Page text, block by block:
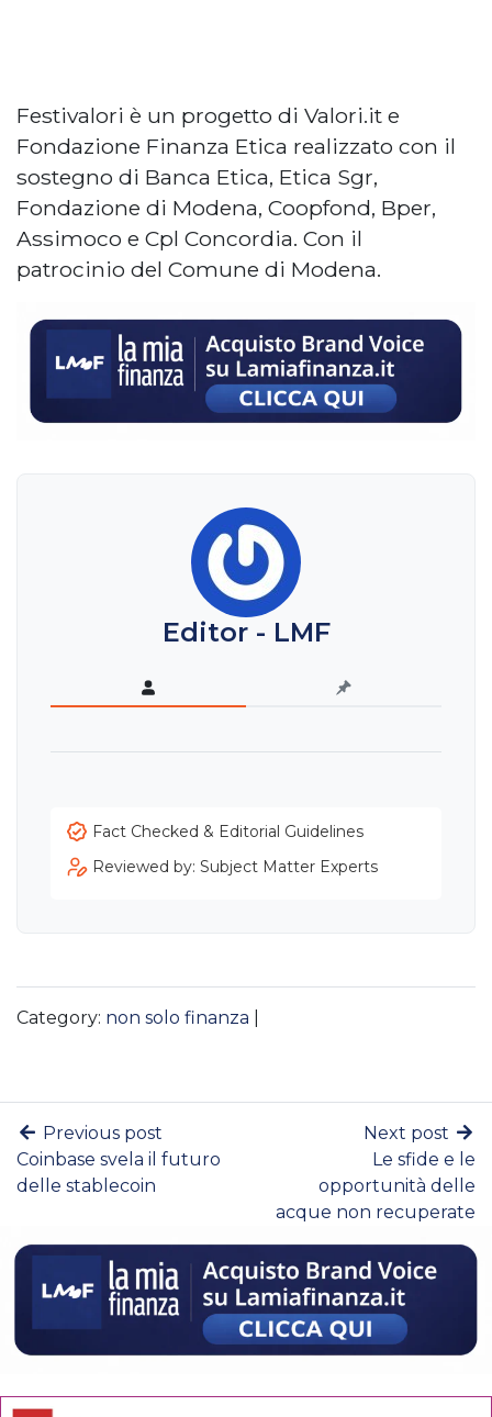
Festivalori è un progetto di Valori.it e
Fondazione Finanza Etica realizzato con il
sostegno di Banca Etica, Etica Sgr,
Fondazione di Modena, Coopfond, Bper,
Assimoco e Cpl Concordia. Con il
patrocinio del Comune di Modena.
Editor - LMF
Fact Checked & Editorial Guidelines
Reviewed by: Subject Matter Experts
Category: non solo finanza
Previous post
Coinbase svela il futuro
delle stablecoin
Next post
Le sfide e le
opportunità delle
acque non recuperate